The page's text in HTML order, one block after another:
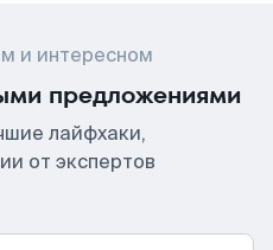
и интересном
предложениями
лайфхаки,
от экспертов